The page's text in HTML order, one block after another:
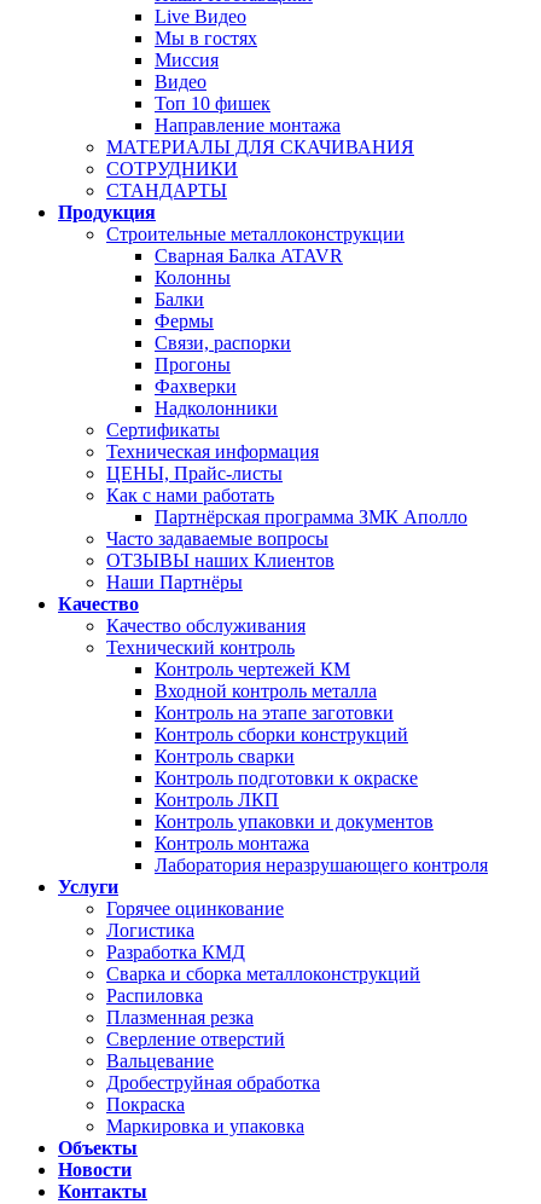
Live Видео
Мы в гостях
Миссия
Видео
Топ 10 фишек
Направление монтажа
МАТЕРИАЛЫ ДЛЯ СКАЧИВАНИЯ
СОТРУДНИКИ
СТАНДАРТЫ
Продукция
Строительные металлоконструкции
Сварная Балка ATAVR
Колонны
Балки
Фермы
Связи, распорки
Прогоны
Фахверки
Надколонники
Сертификаты
Техническая информация
ЦЕНЫ, Прайс-листы
Как с нами работать
Партнёрская программа ЗМК Аполло
Часто задаваемые вопросы
ОТЗЫВЫ наших Клиентов
Наши Партнёры
Качество
Качество обслуживания
Технический контроль
Контроль чертежей КМ
Входной контроль металла
Контроль на этапе заготовки
Контроль сборки конструкций
Контроль сварки
Контроль подготовки к окраске
Контроль ЛКП
Контроль упаковки и документов
Контроль монтажа
Лаборатория неразрушающего контроля
Услуги
Горячее оцинкование
Логистика
Разработка КМД
Сварка и сборка металлоконструкций
Распиловка
Плазменная резка
Сверление отверстий
Вальцевание
Дробеструйная обработка
Покраска
Маркировка и упаковка
Объекты
Новости
Контакты